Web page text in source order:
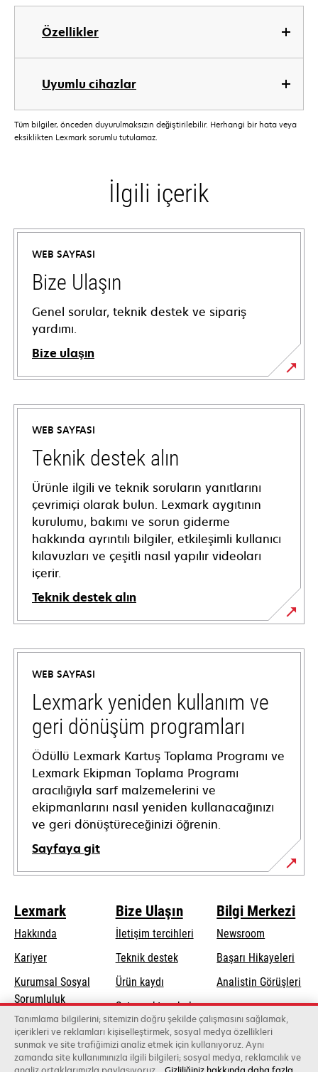
Özellikler
Uyumlu cihazlar
Tüm bilgiler, önceden duyurulmaksızın değiştirilebilir. Herhangi bir hata veya
eksiklikten Lexmark sorumlu tutulamaz.
İlgili içerik
WEB SAYFASI
Bize Ulaşın
Genel sorular, teknik destek ve sipariş
yardımı.
Bize ulaşın
WEB SAYFASI
Teknik destek alın
Ürünle ilgili ve teknik soruların yanıtlarını
çevrimiçi olarak bulun. Lexmark aygıtının
kurulumu, bakımı ve sorun giderme
hakkında ayrıntılı bilgiler, etkileşimli kullanıcı
kılavuzları ve çeşitli nasıl yapılır videoları
içerir.
Teknik destek alın
opens
in
new
tab
WEB SAYFASI
Lexmark yeniden kullanım ve
geri dönüşüm programları
Ödüllü Lexmark Kartuş Toplama Programı ve
Lexmark Ekipman Toplama Programı
aracılığıyla sarf malzemelerini ve
ekipmanlarını nasıl yeniden kullanacağınızı
ve geri dönüştüreceğinizi öğrenin.
Sayfaya git
Lexmark
Hakkında
Kariyer
Kurumsal Sosyal
Sorumlulukopens
in
a
new
tab
Sürdürülebilirlik
Bize Ulaşın
İletişim tercihleri
Teknik destekopens
new
tab
Ürün kaydı
Satış noktası bul
Toptancıların
listesi
Bilgi Merkezi
Newsroom
Başarı Hikayeleri
Analistin Görüşleri
Tanımlama bilgilerini; sitemizin doğru şekilde çalışmasını sağlamak,
içerikleri ve reklamları kişiselleştirmek, sosyal medya özellikleri
sunmak ve site trafiğimizi analiz etmek için kullanıyoruz. Aynı
zamanda site kullanımınızla ilgili bilgileri; sosyal medya, reklamcılık ve